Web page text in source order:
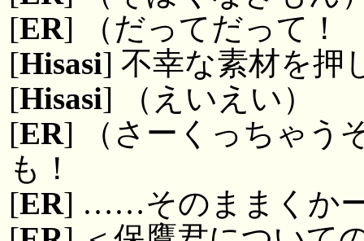
[ER] （だってだって！
[Hisasi] 不幸な素材を押
[Hisasi] （えいえい）
[ER] （さーくっちゃう
も！
[ER] ……そのままくか